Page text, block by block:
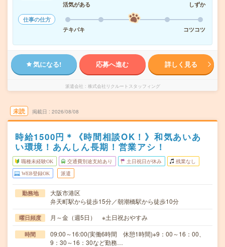
活気がある
しずか
仕事の仕方
テキパキ
コツコツ
気になる! 応募へ進む 詳しく見る
派遣会社 株式会社リクルートスタッフィング
未読 掲載日 2026/08/08
時給1500円＊《時間相談OK！》和気あいあ
い環境！あんしん長期！営業アシ！
職種未経験OK 交通費別途支給あり 土日祝日が休み 残業なし
WEB登録OK 派遣
勤務地
大阪市港区
弁天町駅から徒歩15分／朝潮橋駅から徒歩10分
曜日頻度 月～金（週5日） ※土日祝おやすみ
時間
09:00～16:00(実働6時間 休憩1時間)※9：00～16：00、
9：30～16：30など勤務…